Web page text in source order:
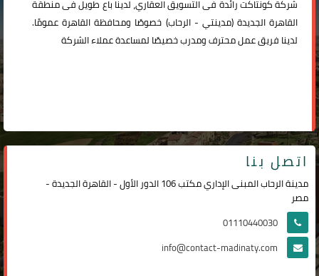
شركةكونتاكترائدة فى التسويق العقاري، لدينا باع طويل فى منطقة
القاهرة الجديدة (مدينتي -الرحاب) خصوصًا ومحافظة القاهرة عمومًا.
لدينا فريق عمل محترف ومدرب خصيصًا لمساعدة عملاء الشركة
اتصل بنا
مدينة الرحاب المبنى الإداري مكتب 106 الدور الأول - القاهرة الجديدة -
مصر
01110440030
info@contact-madinaty.com